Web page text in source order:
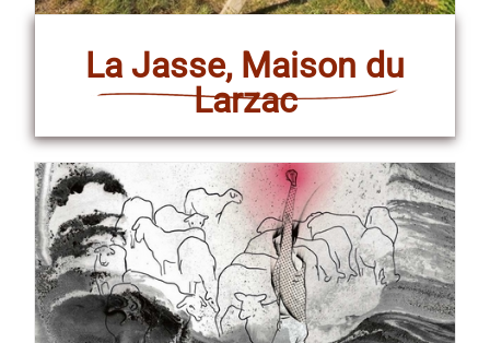
La Jasse, Maison du
Larzac